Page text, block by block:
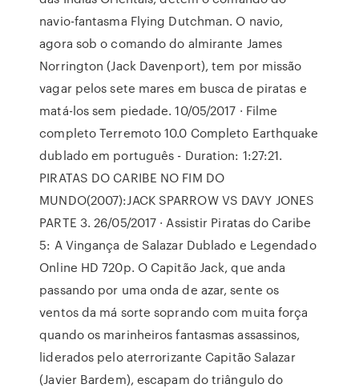
navio-fantasma Flying Dutchman. O navio,
agora sob o comando do almirante James
Norrington (Jack Davenport), tem por missão
vagar pelos sete mares em busca de piratas e
matá-los sem piedade. 10/05/2017 · Filme
completo Terremoto 10.0 Completo Earthquake
dublado em português - Duration: 1:27:21.
PIRATAS DO CARIBE NO FIM DO
MUNDO(2007):JACK SPARROW VS DAVY JONES
PARTE 3. 26/05/2017 · Assistir Piratas do Caribe
5: A Vingança de Salazar Dublado e Legendado
Online HD 720p. O Capitão Jack, que anda
passando por uma onda de azar, sente os
ventos da má sorte soprando com muita força
quando os marinheiros fantasmas assassinos,
liderados pelo aterrorizante Capitão Salazar
(Javier Bardem), escapam do triângulo do